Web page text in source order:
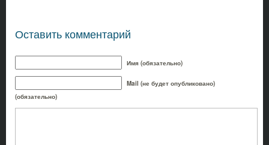
Оставить комментарий
Имя (обязательно)
Mail (не будет опубликовано)
(обязательно)